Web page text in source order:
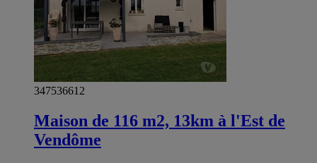
347536612
Maison de 116 m2, 13km à l'Est de
Vendôme